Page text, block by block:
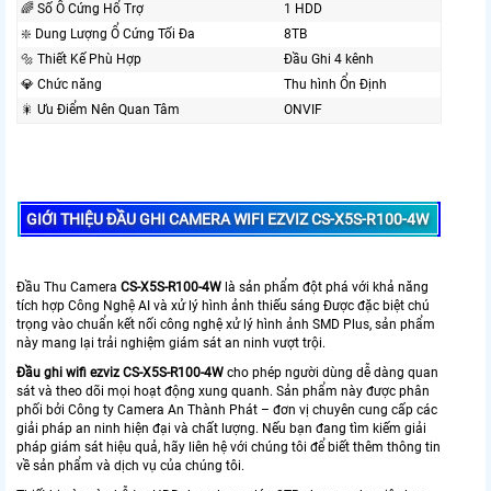
🌈 Số Ổ Cứng Hổ Trợ
1 HDD
❇️ Dung Lượng Ổ Cứng Tối Đa
8TB
🔩 Thiết Kế Phù Hợp
Đầu Ghi 4 kênh
💎 Chức năng
Thu hình Ổn Định
🎇 Ưu Điểm Nên Quan Tâm
ONVIF
GIỚI THIỆU ĐẦU GHI CAMERA WIFI EZVIZCS-X5S-R100-4W
Đầu Thu Camera CS-X5S-R100-4W là sản phẩm đột phá với khả năng
tích hợp Công Nghệ AI và xử lý hình ảnh thiếu sáng Được đặc biệt chú
trọng vào chuẩn kết nối công nghệ xử lý hình ảnh SMD Plus, sản phẩm
này mang lại trải nghiệm giám sát an ninh vượt trội.
Đầu ghi wifi ezviz CS-X5S-R100-4W cho phép người dùng dễ dàng quan
sát và theo dõi mọi hoạt động xung quanh. Sản phẩm này được phân
phối bởi Công ty Camera An Thành Phát – đơn vị chuyên cung cấp các
giải pháp an ninh hiện đại và chất lượng. Nếu bạn đang tìm kiếm giải
pháp giám sát hiệu quả, hãy liên hệ với chúng tôi để biết thêm thông tin
về sản phẩm và dịch vụ của chúng tôi.